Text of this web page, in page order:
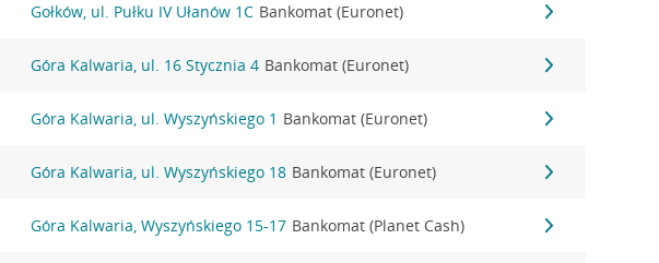
Gołków, ul. Pułku IV Ułanów 1C Bankomat (Euronet)
Góra Kalwaria, ul. 16 Stycznia 4 Bankomat (Euronet)
Góra Kalwaria, ul. Wyszyńskiego 1 Bankomat (Euronet)
Góra Kalwaria, ul. Wyszyńskiego 18 Bankomat (Euronet)
Góra Kalwaria, Wyszyńskiego 15-17 Bankomat (Planet Cash)